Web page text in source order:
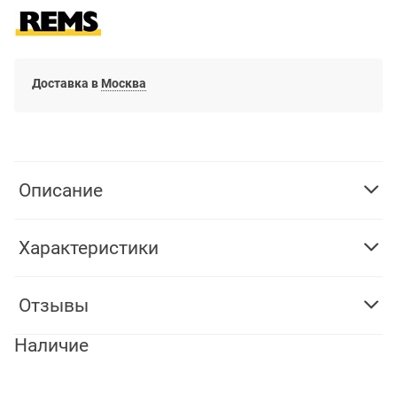
Доставка в Москва
Описание
Характеристики
Отзывы
Наличие